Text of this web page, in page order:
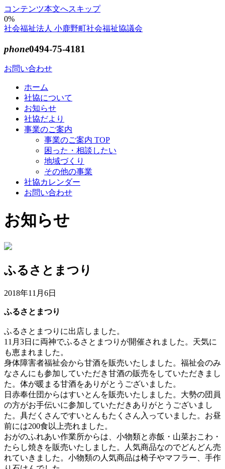
コンテンツ本文へスキップ
0%
社会福祉法人 小鹿野町社会福祉協議会
phone0494-75-4181
お問い合わせ
ホーム
社協について
お知らせ
社協だより
事業のご案内
事業のご案内 TOP
困った・相談したい
地域づくり
その他の事業
社協カレンダー
お問い合わせ
お知らせ
ふるさとまつり
2018年11月6日
ふるさとまつり
ふるさとまつりに出店しました。
11月3日に両神でふるさとまつりが開催されました。天気に
も恵まれました。
身体障害者福祉会から甘酒を販売いたしました。福祉会のみ
なさんにも参加していただき甘酒の販売をしていただきまし
た。体が暖まる甘酒をありがとうございました。
日赤奉仕団からはすいとんを販売いたしました。大勢の団員
の方がお手伝いに参加していただきありがとうございまし
た。具だくさんですいとんもたくさん入っていました。お昼
前には200食以上売れました。
おがのふれあい作業所からは、小物類と赤飯・山菜おこわ・
たらし焼きを販売いたしました。人気商品なのでどんどん売
れていきました。小物類の人気商品は椅子やマフラー、手作